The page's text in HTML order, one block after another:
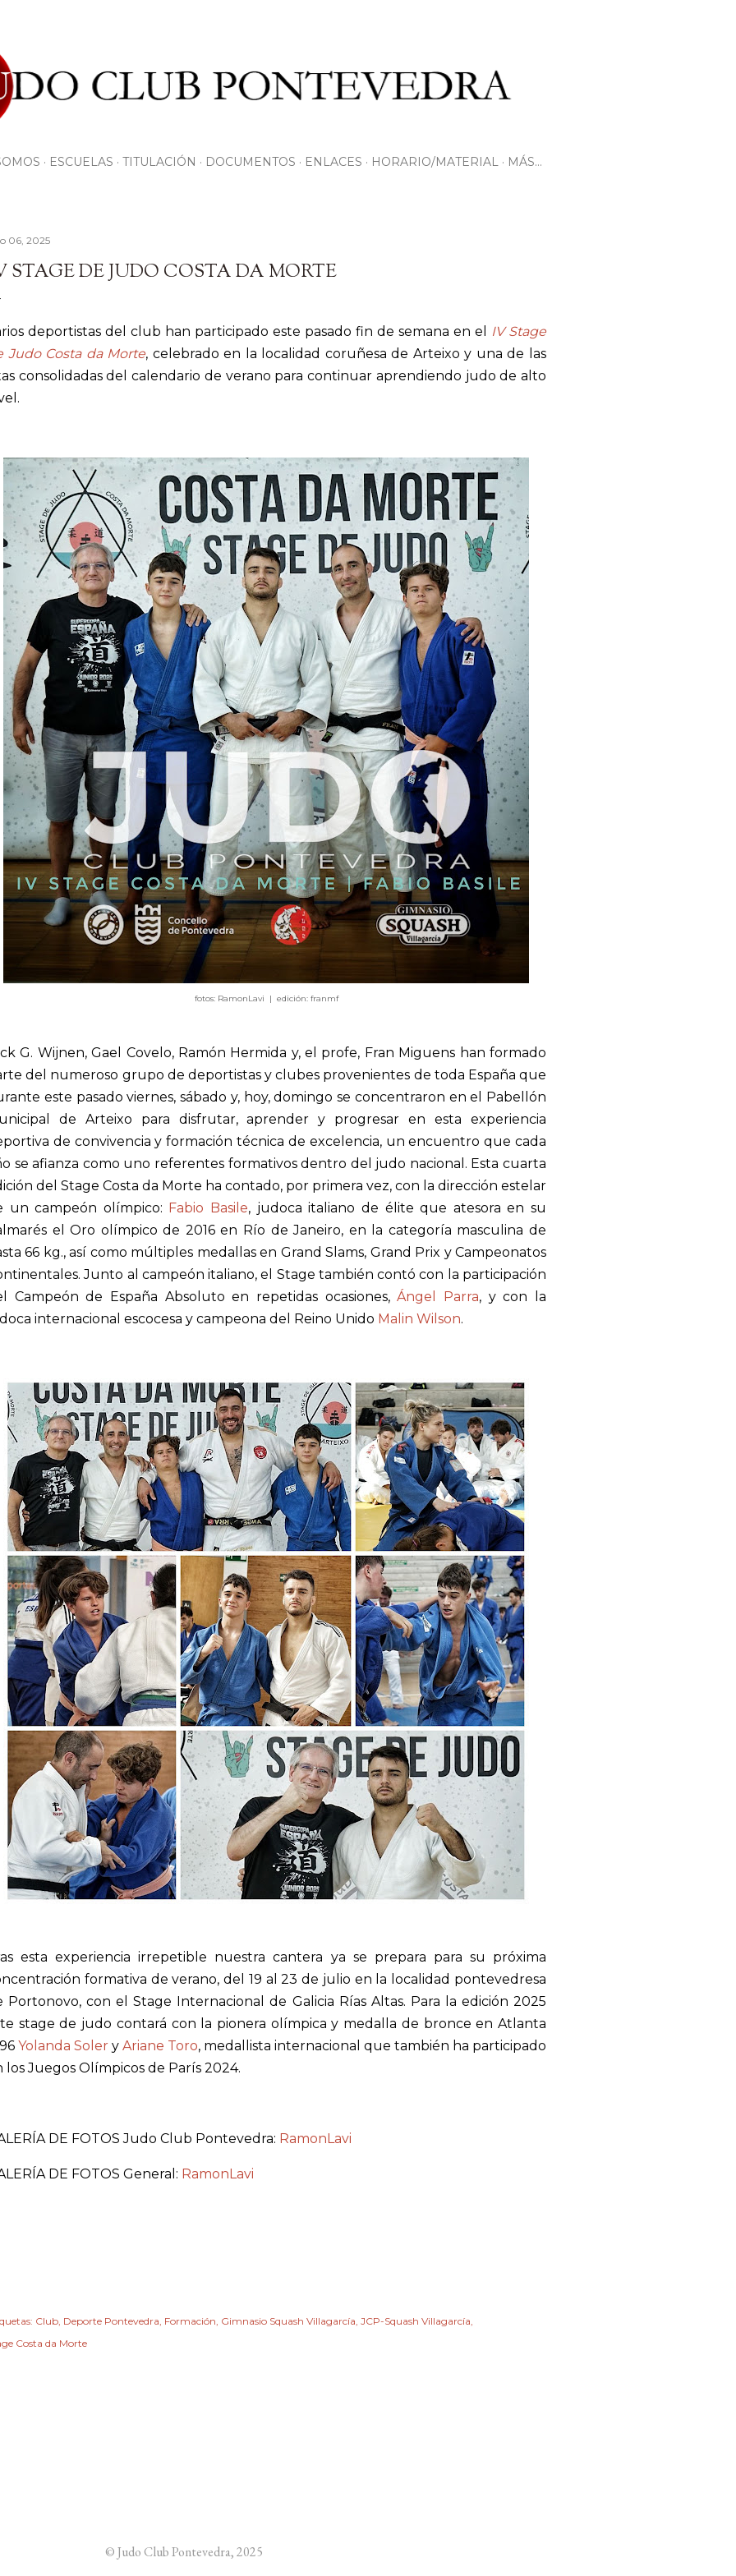
ESCUELAS TITULACIÓN DOCUMENTOS ENLACES HORARIO/MATERIAL MÁS…
06, 2025
STAGE DE JUDO COSTA DA MORTE
deportistas del club han participado este pasado fin de semana en el
IV Stage
Judo Costa da Morte, celebrado en la localidad coruñesa de Arteixo y una de las
consolidadas del calendario de verano para continuar aprendiendo judo de alto
fotos: RamonLavi | edición: franmf
G. Wijnen, Gael Covelo, Ramón Hermida y, el profe, Fran Miguens han formado
del numeroso grupo de deportistas y clubes provenientes de toda España que
este pasado viernes, sábado y, hoy, domingo se concentraron en el Pabellón
de Arteixo para disfrutar, aprender y progresar en esta experiencia
de convivencia y formación técnica de excelencia, un encuentro que cada
se afianza como uno referentes formativos dentro del judo nacional. Esta cuarta
del Stage Costa da Morte ha contado, por primera vez, con la dirección estelar
un campeón olímpico: Fabio Basile, judoca italiano de élite que atesora en su
el Oro olímpico de 2016 en Río de Janeiro, en la categoría masculina de
66 kg., así como múltiples medallas en Grand Slams, Grand Prix y Campeonatos
Junto al campeón italiano, el Stage también contó con la participación
Campeón de España Absoluto en repetidas ocasiones,Ángel Parra, y con la
internacional escocesa y campeona del Reino Unido Malin Wilson.
esta experiencia irrepetible nuestra cantera ya se prepara para su próxima
formativa de verano, del 19 al 23 de julio en la localidad pontevedresa
Portonovo, con el Stage Internacional de Galicia Rías Altas. Para la edición 2025
stage de judo contará con la pionera olímpica y medalla de bronce en Atlanta
Yolanda Soler y Ariane Toro, medallista internacional que también ha participado
los Juegos Olímpicos de París 2024.
DE FOTOS Judo Club Pontevedra: RamonLavi
DE FOTOS General: RamonLavi
Club Deporte Pontevedra Formación Gimnasio Squash Villagarcía JCP-Squash Villagarcía
Costa da Morte
© Judo Club Pontevedra, 2025